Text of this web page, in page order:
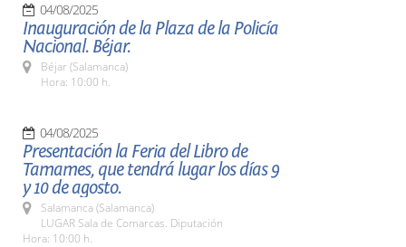
04/08/2025
Inauguración de la Plaza de la Policía
Nacional. Béjar.
Béjar (Salamanca)
Hora: 10:00 h.
04/08/2025
Presentación la Feria del Libro de
Tamames, que tendrá lugar los días 9
y 10 de agosto.
Salamanca (Salamanca)
LUGAR Sala de Comarcas. Diputación
Hora: 10:00 h.